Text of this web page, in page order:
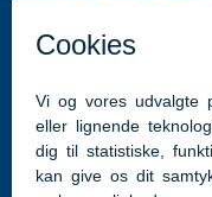
hhme@aabenraa.dk
Genveje